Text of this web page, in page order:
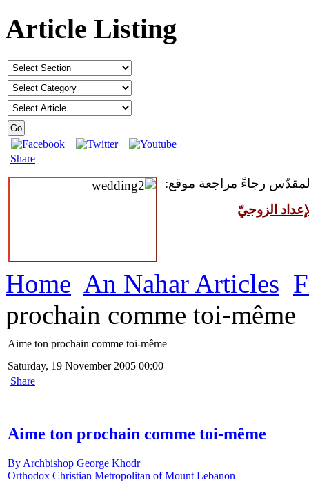
Article Listing
Share
رجاءً مراجعة موقع:
الزوجيّ
Home An Nahar Articles
prochain comme toi-même
Aime ton prochain comme toi-même
Saturday, 19 November 2005 00:00
Share
Aime ton prochain comme toi-même
By Archbishop George Khodr
Orthodox Christian Metropolitan of Mount Lebanon